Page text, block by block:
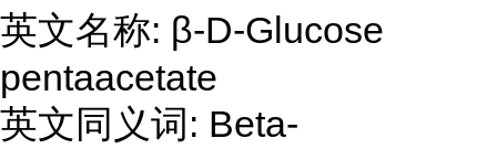
英文名称: β-D-Glucose
pentaacetate
英文同义词: Beta-